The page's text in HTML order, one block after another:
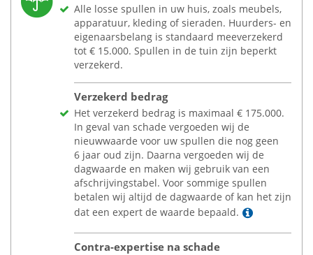
Alle losse spullen in uw huis, zoals meubels,
apparatuur, kleding of sieraden. Huurders- en
eigenaarsbelang is standaard meeverzekerd
tot € 15.000. Spullen in de tuin zijn beperkt
verzekerd.
Verzekerd bedrag
Het verzekerd bedrag is maximaal € 175.000.
In geval van schade vergoeden wij de
nieuwwaarde voor uw spullen die nog geen
6 jaar oud zijn. Daarna vergoeden wij de
dagwaarde en maken wij gebruik van een
afschrijvingstabel. Voor sommige spullen
betalen wij altijd de dagwaarde of kan het zijn
dat een expert de waarde bepaald.
Lees meer
Contra-expertise na schade